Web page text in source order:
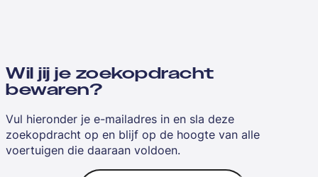
Wil jij je zoekopdracht
bewaren?
Vul hieronder je e-mailadres in en sla deze
zoekopdracht op en blijf op de hoogte van alle
voertuigen die daaraan voldoen.